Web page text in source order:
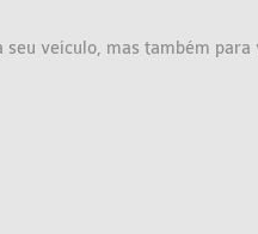
veículo, mas também para